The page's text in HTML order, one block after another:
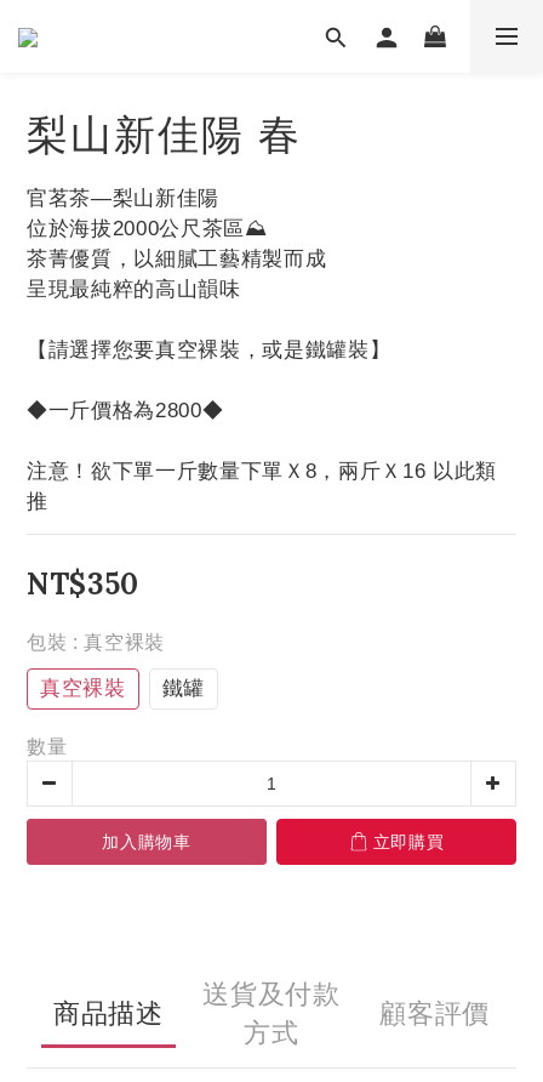
梨山新佳陽 春
官茗茶—梨山新佳陽
位於海拔2000公尺茶區⛰️
茶菁優質，以細膩工藝精製而成
呈現最純粹的高山韻味
【請選擇您要真空裸裝，或是鐵罐裝】
◆一斤價格為2800◆
注意！欲下單一斤數量下單Ｘ8，兩斤Ｘ16 以此類
推
NT$350
包裝 : 真空裸裝
真空裸裝 鐵罐
數量
加入購物車 立即購買
商品描述
送貨及付款
方式
顧客評價